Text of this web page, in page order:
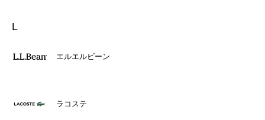
L
エルエルビーン
ラコステ